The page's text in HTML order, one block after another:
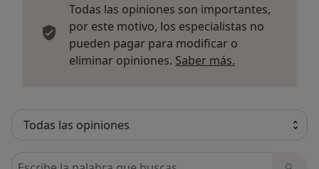
Todas las opiniones son importantes,
por este motivo, los especialistas no
pueden pagar para modificar o
eliminar opiniones. Saber más.
Busca en opiniones